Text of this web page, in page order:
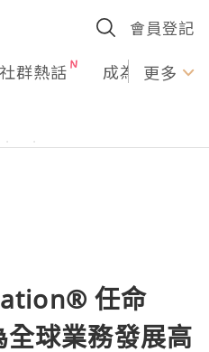
會員登記
社群熱話 成為U更多
任命
球業務發展高